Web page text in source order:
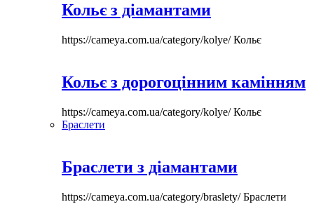
Кольє з діамантами
https://cameya.com.ua/category/kolye/Кольє
Кольє з дорогоцінним камінням
https://cameya.com.ua/category/kolye/Кольє
Браслети
Браслети з діамантами
https://cameya.com.ua/category/braslety/Браслети